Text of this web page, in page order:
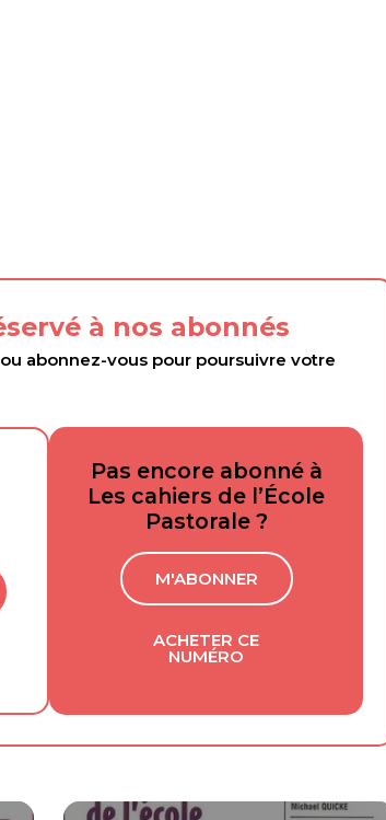
à nos abonnés
abonnez-vous pour poursuivre votre
Pas encore abonné à
Les cahiers de l’École
Pastorale ?
M'ABONNER
ACHETER CE
NUMÉRO